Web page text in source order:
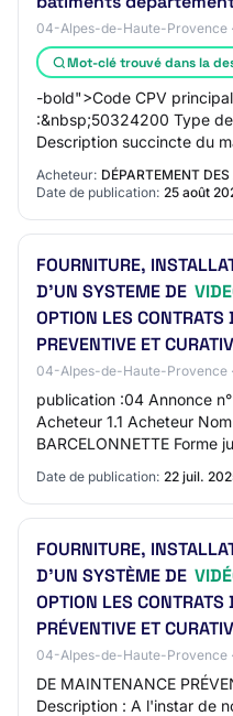
04-Alpes-de-Haute-Provence ·
Mot-clé trouvé dans la
-bold">Code CPV
:&nbsp;50324200 Type
Description succincte du
préventive et corrective
Acheteur: DÉPARTEMENT
Date de publication: 25 août
FOURNITURE,
D'UN SYSTEME DE
OPTION LES CONTRATS
PREVENTIVE ET
04-Alpes-de-Haute-Provence ·
publication :04 Annonce
Acheteur 1.1 Acheteur
BARCELONNETTE Forme
Date de publication: 22 juil.
FOURNITURE,
D'UN SYSTÈME DE
OPTION LES CONTRATS
PRÉVENTIVE ET
04-Alpes-de-Haute-Provence ·
DE MAINTENANCE
Description : A l'instar de